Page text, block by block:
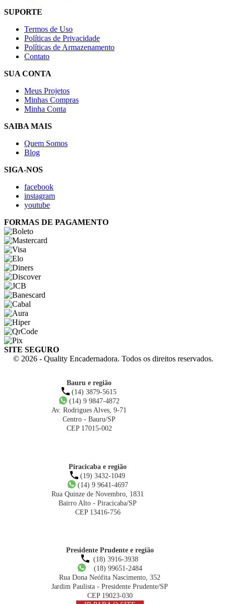
SUPORTE
Termos de Uso
Políticas de Privacidade
Políticas de Armazenamento
Contato
SUA CONTA
Meus Projetos
Minhas Compras
Minha Conta
SAIBA MAIS
Quem Somos
Blog
SIGA-NOS
facebook
instagram
youtube
FORMAS DE PAGAMENTO
SITE SEGURO
© 2026 - Quality Encadernadora. Todos os direitos reservados.
Bauru e região
(14) 3879-5615
(14) 9 9847-4872
Av. Rodrigues Alves, 9-71
Centro - Bauru/SP
CEP 17015-002
Piracicaba e região
(19) 3432-1049
(14) 9 9641-4697
Rua Quinze de Novembro, 1831
Bairro Alto - Piracicaba/SP
CEP 13416-756
Presidente Prudente e região
(18) 3916-3938
(18) 99651-2484
Rua Dona Neófita Nascimento, 352
Jardim Paulista - Presidente Prudente/SP
CEP 19023-030